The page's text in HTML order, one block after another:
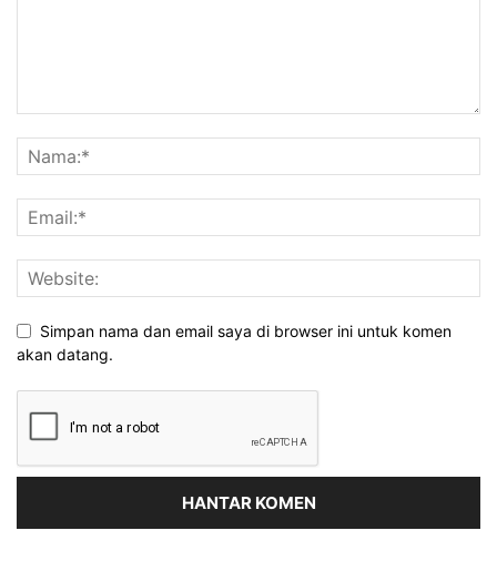
Simpan nama dan email saya di browser ini untuk komen
akan datang.